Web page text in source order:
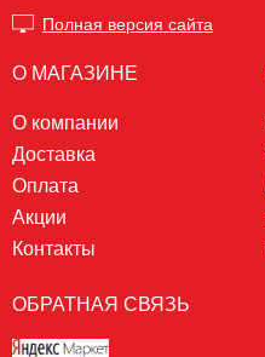
Полная версия сайта
О МАГАЗИНЕ
О компании
Доставка
Оплата
Акции
Контакты
ОБРАТНАЯ СВЯЗЬ